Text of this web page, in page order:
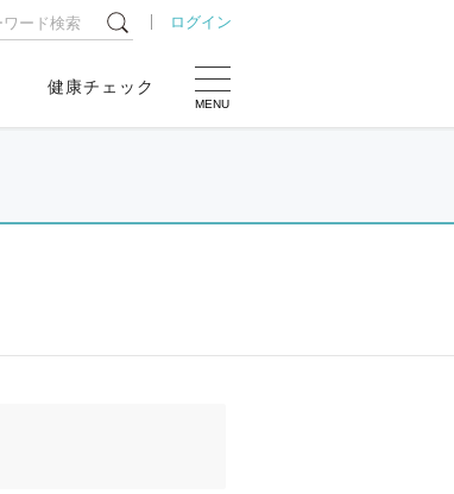
ログイン
MENU
健康チェック